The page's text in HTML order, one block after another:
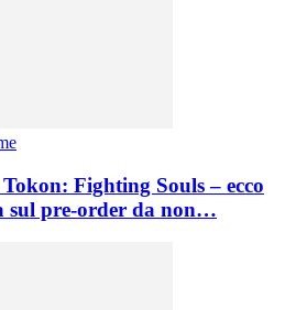
Fighting Souls – ecco
sul pre-order da non…